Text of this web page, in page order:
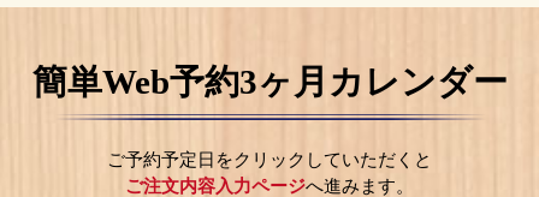
簡単Web予約3ヶ月カレンダー
ご予約予定日をクリックしていただくと
ご注文内容入力ページへ進みます。